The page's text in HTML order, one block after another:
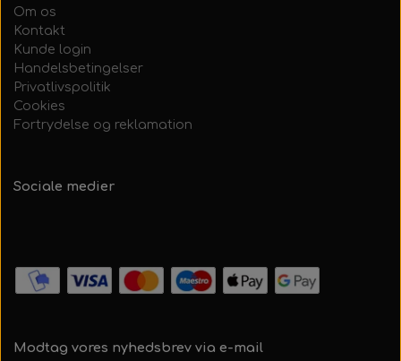
Om os
Kontakt
Kunde login
Handelsbetingelser
Privatlivspolitik
Cookies
Fortrydelse og reklamation
Sociale medier
Modtag vores nyhedsbrev via e-mail